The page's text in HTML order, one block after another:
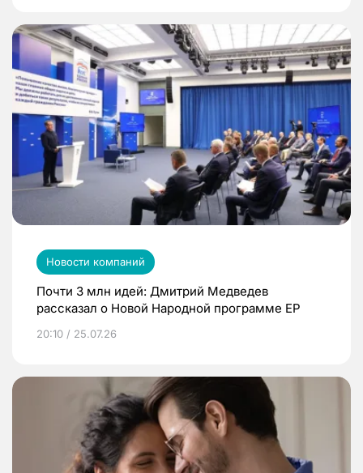
Новости компаний
Почти 3 млн идей: Дмитрий Медведев
рассказал о Новой Народной программе ЕР
20:10 / 25.07.26